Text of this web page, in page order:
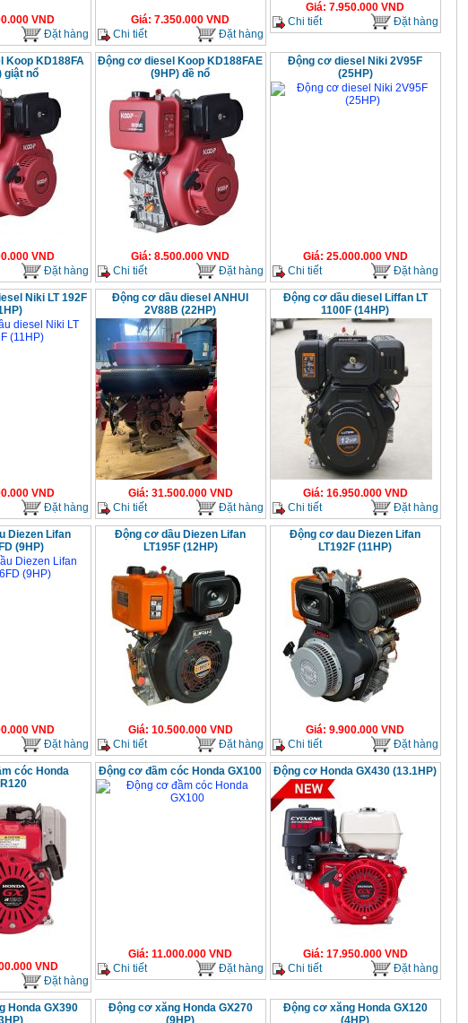
VND
Đặt hàng
Giá: 7.350.000 VND
Chi tiết
Đặt hàng
Giá: 7.950.000 VND
Chi tiết
Đặt hàng
Koop KD188FA
giật nổ
VND
Đặt hàng
Động cơ diesel Koop KD188FAE
(9HP) đề nổ
Giá: 8.500.000 VND
Chi tiết
Đặt hàng
Động cơ diesel Niki 2V95F
(25HP)
Giá: 25.000.000VND
Chi tiết
Đặt hàng
Niki LT 192F
VND
Đặt hàng
Động cơ dầu diesel ANHUI
2V88B (22HP)
Giá: 31.500.000VND
Chi tiết
Đặt hàng
Động cơ dầu diesel Liffan LT
1100F (14HP)
Giá: 16.950.000VND
Chi tiết
Đặt hàng
Diezen Lifan
(9HP)
VND
Đặt hàng
Động cơ dầu Diezen Lifan
LT195F (12HP)
Giá: 10.500.000VND
Chi tiết
Đặt hàng
Động cơ dau Diezen Lifan
LT192F (11HP)
Giá: 9.900.000 VND
Chi tiết
Đặt hàng
cóc Honda
VND
Đặt hàng
Động cơ đầm cóc Honda GX100
Giá: 11.000.000 VND
Chi tiết
Đặt hàng
Động cơ Honda GX430 (13.1HP)
Giá: 17.950.000VND
Chi tiết
Đặt hàng
Honda GX390
Động cơ xăng Honda GX270
Động cơ xăng Honda GX120